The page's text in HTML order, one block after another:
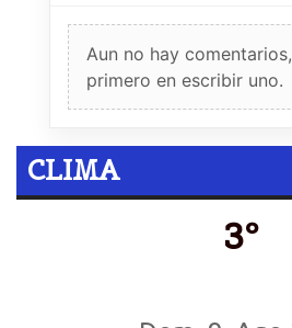
Aun no hay
primero en escribir uno.
CLIMA
3º